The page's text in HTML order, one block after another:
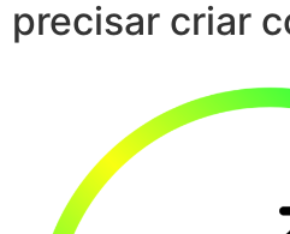
precisar criar